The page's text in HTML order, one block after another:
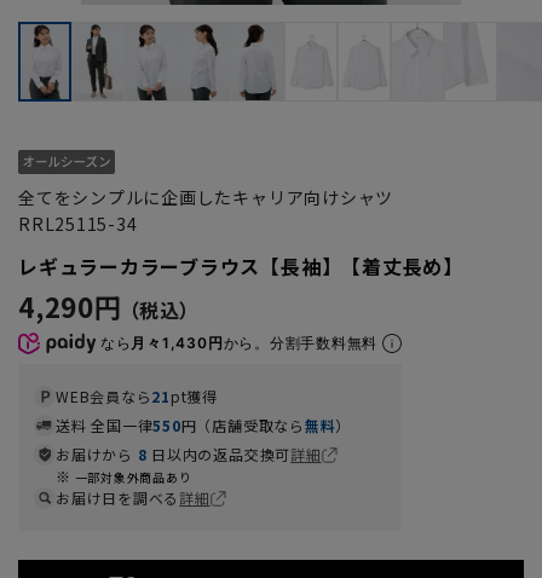
全てをシンプルに企画したキャリア向けシャツ
RRL25115-34
レギュラーカラーブラウス【長袖】【着丈長め】
4,290円
なら 月々1,430円から。分割手数料無料
WEB会員なら21pt獲得
送料 全国一律550円（店舗受取なら無料）
お届けから 8 日以内の返品交換可詳細
一部対象外商品あり
お届け日を調べる詳細